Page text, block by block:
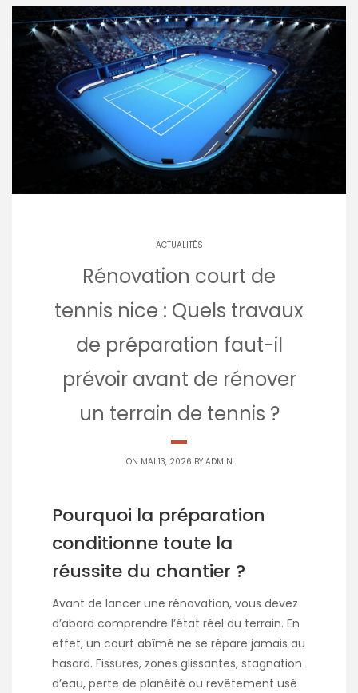
ACTUALITÉS
Rénovation court de
tennis nice : Quels travaux
de préparation faut-il
prévoir avant de rénover
un terrain de tennis ?
ON MAI 13, 2026 BY ADMIN
Pourquoi la préparation
conditionne toute la
réussite du chantier ?
Avant de lancer une rénovation, vous devez
d’abord comprendre l’état réel du terrain. En
effet, un court abîmé ne se répare jamais au
hasard. Fissures, zones glissantes, stagnation
d’eau, perte de planéité ou revêtement usé